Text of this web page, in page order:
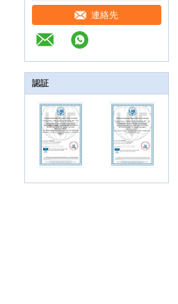
連絡先
認証